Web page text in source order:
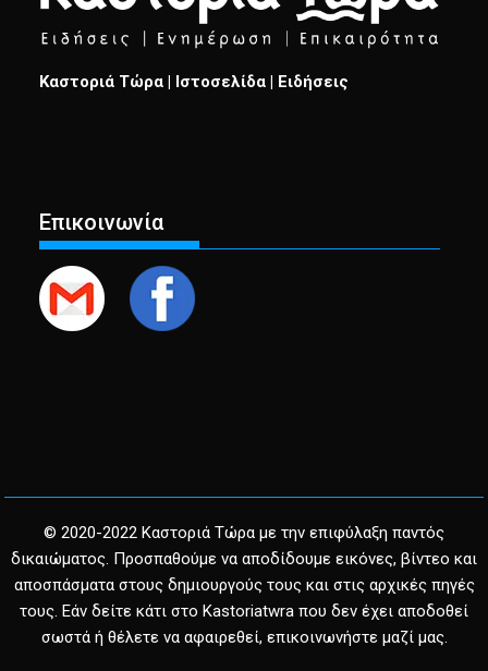
Καστοριά Τώρα | Ιστοσελίδα | Ειδήσεις
Επικοινωνία
© 2020-2022 Καστοριά Τώρα με την επιφύλαξη παντός
δικαιώματος. Προσπαθούμε να αποδίδουμε εικόνες, βίντεο και
αποσπάσματα στους δημιουργούς τους και στις αρχικές πηγές
τους. Εάν δείτε κάτι στο Kastoriatwra που δεν έχει αποδοθεί
σωστά ή θέλετε να αφαιρεθεί, επικοινωνήστε μαζί μας.